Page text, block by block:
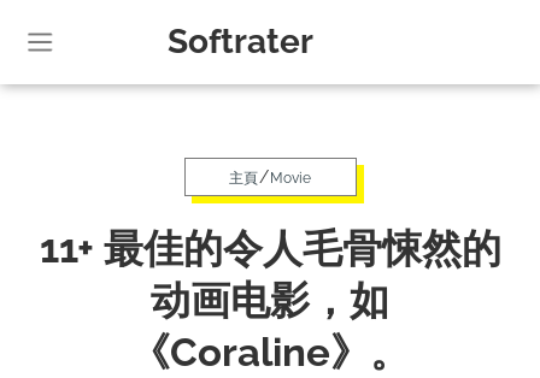
Softrater
主頁/Movie
11+ 最佳的令人毛骨悚然的
动画电影，如
《Coraline》。